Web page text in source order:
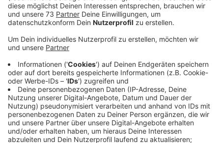
Veröffentlicht:Donnerstag, 15.08.2024 15:01
Anzeige
Genaue Beschreibung des Täters liegt vor
Anzeige
Der Unbekannte drohte mit einem Messer und
forderte eine Mitarbeiterin auf, die Kasse